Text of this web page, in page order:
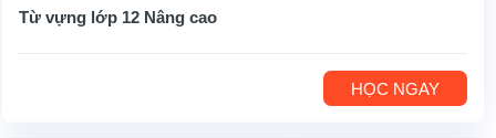
Từ vựng lớp 12 Nâng cao
HỌC NGAY